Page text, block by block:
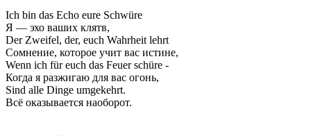
Ich bin das Echo eure Schwüre
Я — эхо ваших клятв,
Der Zweifel, der, euch Wahrheit lehrt
Сомнение, которое учит вас истине,
Wenn ich für euch das Feuer schüre -
Когда я разжигаю для вас огонь,
Sind alle Dinge umgekehrt.
Всё оказывается наоборот.